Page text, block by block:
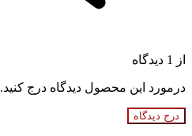
از 1 دیدگاه
درمورد این محصول دیدگاه درج کنید.
درج دیدگاه